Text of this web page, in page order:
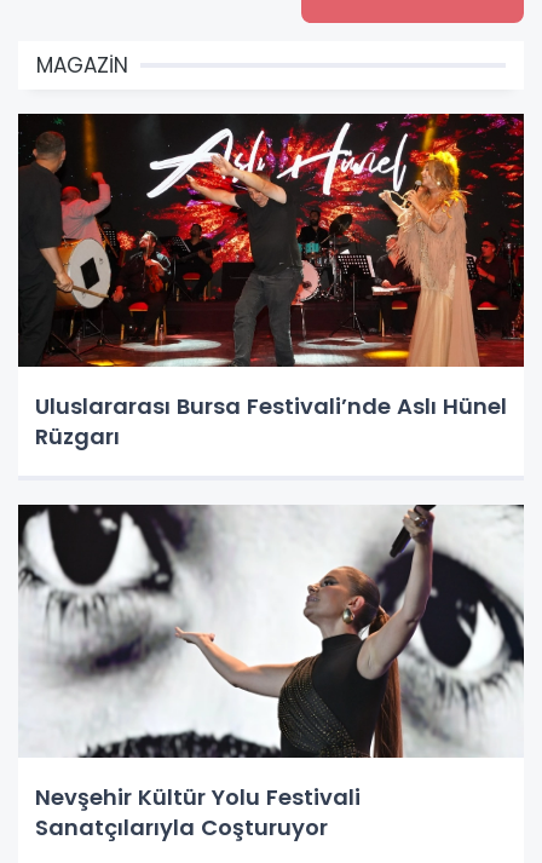
MAGAZİN
Uluslararası Bursa Festivali’nde Aslı Hünel
Rüzgarı
Nevşehir Kültür Yolu Festivali
Sanatçılarıyla Coşturuyor